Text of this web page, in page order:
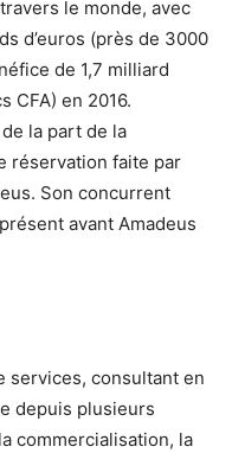
le monde, avec
d’euros (près de 3000
de 1,7 milliard
CFA) en 2016.
la part de la
réservation faite par
Son concurrent
avant Amadeus
services, consultant en
depuis plusieurs
commercialisation, la